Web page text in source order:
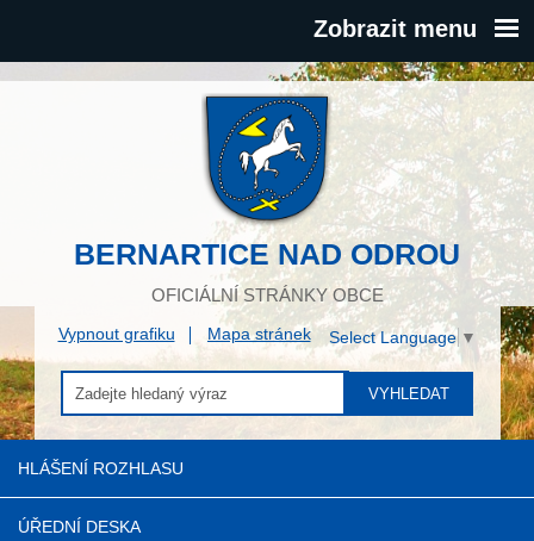
Zobrazit menu
BERNARTICE NAD ODROU
OFICIÁLNÍ STRÁNKY OBCE
Vypnout grafiku Mapa stránek Select Language ▼
VYHLEDAT
HLÁŠENÍ ROZHLASU
ÚŘEDNÍ DESKA